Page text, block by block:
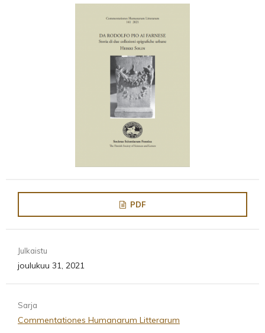
PDF
Julkaistu
joulukuu 31, 2021
Sarja
Commentationes Humanarum Litterarum